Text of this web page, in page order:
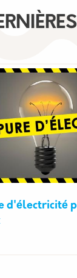
d'électricité